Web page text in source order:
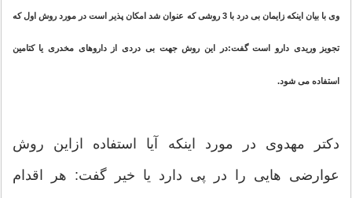
وی با بیان اینکه زایمان بی درد با 3 روشی که عنوان شد امکان پذیر است در مورد روش اول که
تجویز وریدی دارو است گفت:در این روش جهت بی دردی از داروهای مخدری یا کتامین
استفاده می شود.
دکتر مهدوی در مورد اینکه آیا استفاده ازاین روش
عوارضی هایی را در پی دارد یا خیر گفت: هر اقدام